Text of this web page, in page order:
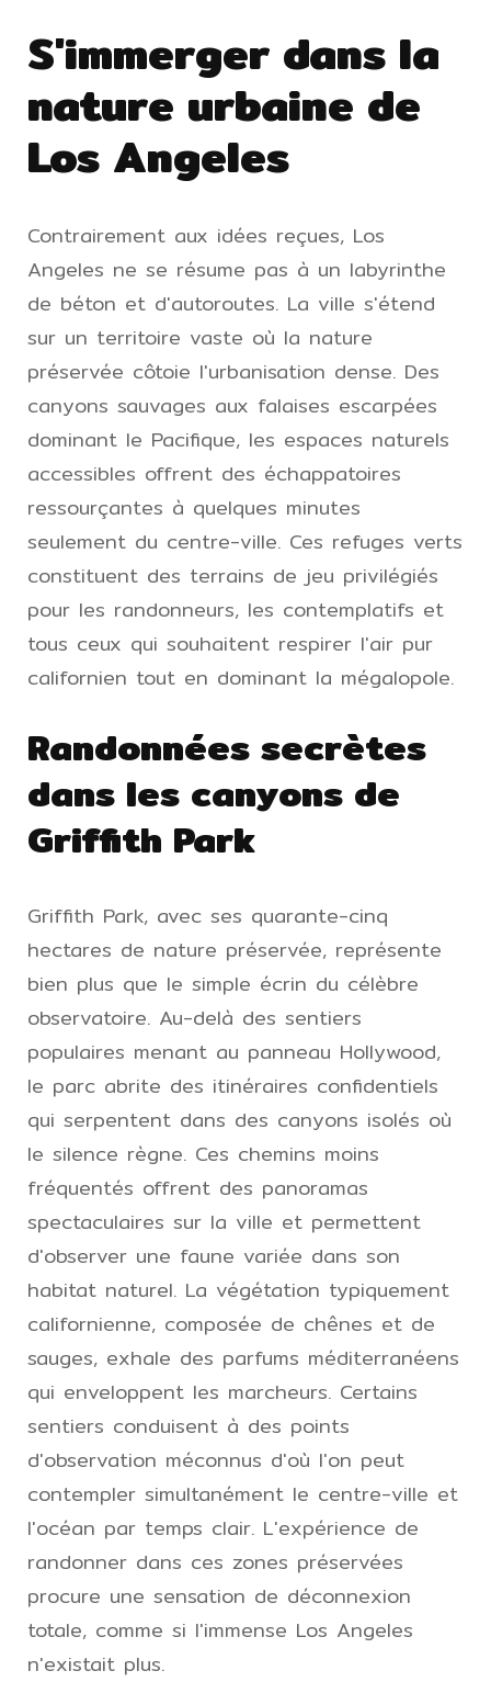
S'immerger dans la
nature urbaine de
Los Angeles
Contrairement aux idées reçues, Los
Angeles ne se résume pas à un labyrinthe
de béton et d'autoroutes. La ville s'étend
sur un territoire vaste où la nature
préservée côtoie l'urbanisation dense. Des
canyons sauvages aux falaises escarpées
dominant le Pacifique, les espaces naturels
accessibles offrent des échappatoires
ressourçantes à quelques minutes
seulement du centre-ville. Ces refuges verts
constituent des terrains de jeu privilégiés
pour les randonneurs, les contemplatifs et
tous ceux qui souhaitent respirer l'air pur
californien tout en dominant la mégalopole.
Randonnées secrètes
dans les canyons de
Griffith Park
Griffith Park, avec ses quarante-cinq
hectares de nature préservée, représente
bien plus que le simple écrin du célèbre
observatoire. Au-delà des sentiers
populaires menant au panneau Hollywood,
le parc abrite des itinéraires confidentiels
qui serpentent dans des canyons isolés où
le silence règne. Ces chemins moins
fréquentés offrent des panoramas
spectaculaires sur la ville et permettent
d'observer une faune variée dans son
habitat naturel. La végétation typiquement
californienne, composée de chênes et de
sauges, exhale des parfums méditerranéens
qui enveloppent les marcheurs. Certains
sentiers conduisent à des points
d'observation méconnus d'où l'on peut
contempler simultanément le centre-ville et
l'océan par temps clair. L'expérience de
randonner dans ces zones préservées
procure une sensation de déconnexion
totale, comme si l'immense Los Angeles
n'existait plus.